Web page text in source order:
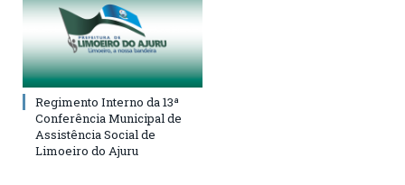
Regimento Interno da 13ª
Conferência Municipal de
Assistência Social de
Limoeiro do Ajuru